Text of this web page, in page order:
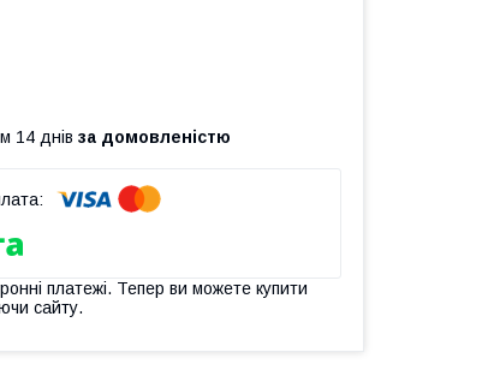
14 днів за домовленістю
платежі. Тепер ви можете купити
сайту.